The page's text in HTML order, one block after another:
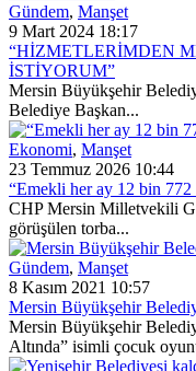
Gündem, Manşet
9 Mart 2024 18:17
“HİZMETLERİMDEN
İSTİYORUM”
Mersin Büyükşehir
Belediye Başkan...
Ekonomi, Manşet
23 Temmuz 2026 10:44
“Emekli her ay 12 bin 772
CHP Mersin Milletvekili
görüşülen torba...
Gündem, Manşet
8 Kasım 2021 10:57
Mersin Büyükşehir
Mersin Büyükşehir
Altında” isimli çocuk